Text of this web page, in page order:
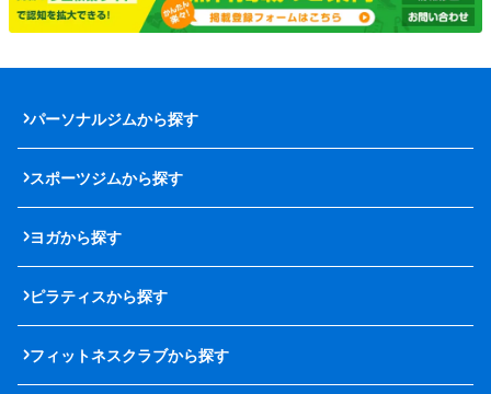
パーソナルジムから探す
スポーツジムから探す
ヨガから探す
ピラティスから探す
フィットネスクラブから探す